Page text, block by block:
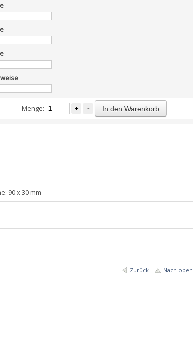
Menge: + - In den Warenkorb
90 x 30 mm
Zurück Nach oben